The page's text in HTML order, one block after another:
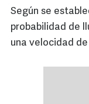
Según se
probabilidad de
una velocidad